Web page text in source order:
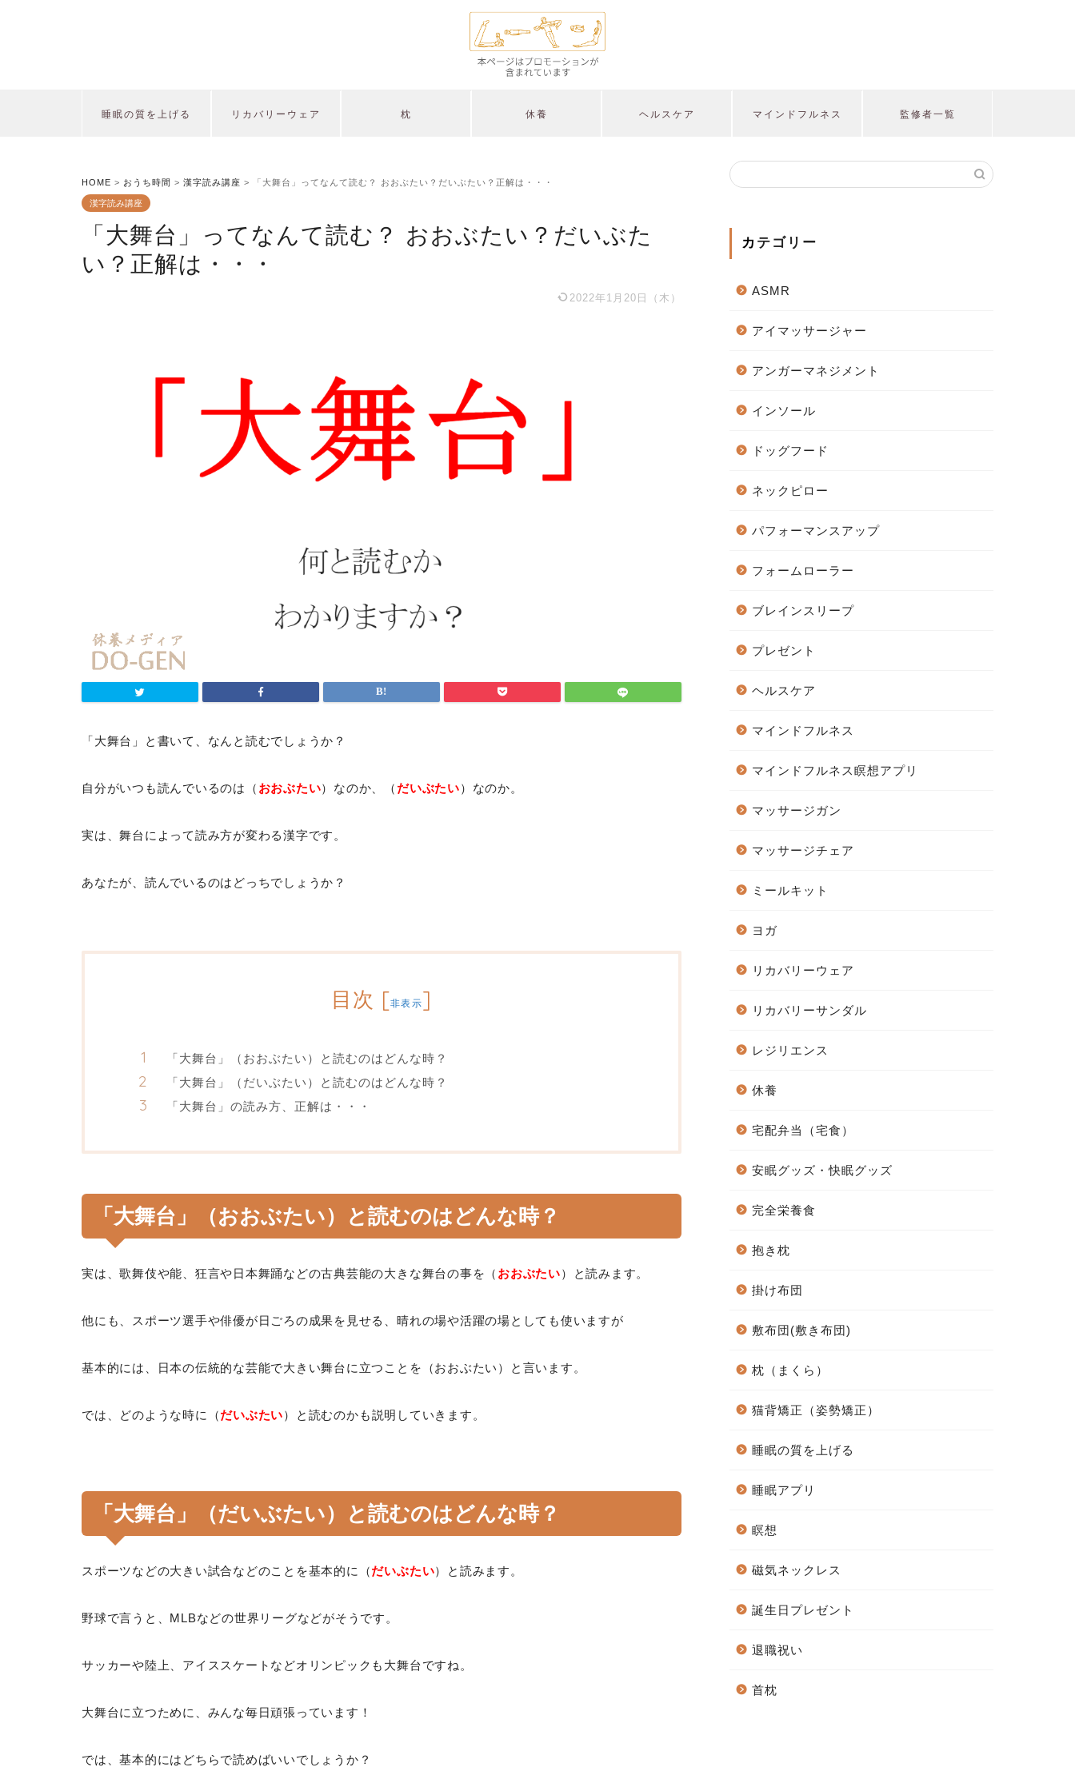
睡眠の質を上げる リカバリーウェア 枕 休養 ヘルスケア マインドフルネス 監修者一覧
HOME > おうち時間 > 漢字読み講座 > 「大舞台」ってなんて読む？ おおぶたい？だいぶたい？正解は・・・
漢字読み講座
「大舞台」ってなんて読む？ おおぶたい？だいぶた
い？正解は・・・
2022年1月20日（木）
「大舞台」と書いて、なんと読むでしょうか？
自分がいつも読んでいるのは（ おおぶたい）なのか、（ だいぶたい）なのか。
実は、舞台によって読み方が変わる漢字です。
あなたが、読んでいるのはどっちでしょうか？
目次 [非表示]
「大舞台」（おおぶたい）と読むのはどんな時？
「大舞台」（だいぶたい）と読むのはどんな時？
「大舞台」の読み方、正解は・・・
「大舞台」（おおぶたい）と読むのはどんな時？
実は、歌舞伎や能、狂言や日本舞踊などの古典芸能の大きな舞台の事を（ おおぶたい）と読みます。
他にも、スポーツ選手や俳優が日ごろの成果を見せる、晴れの場や活躍の場としても使いますが
基本的には、日本の伝統的な芸能で大きい舞台に立つことを（おおぶたい）と言います。
では、どのような時に（だいぶたい）と読むのかも説明していきます。
「大舞台」（だいぶたい）と読むのはどんな時？
スポーツなどの大きい試合などのことを基本的に（だいぶたい）と読みます。
野球で言うと、MLBなどの世界リーグなどがそうです。
サッカーや陸上、アイススケートなどオリンピックも大舞台ですね。
大舞台に立つために、みんな毎日頑張っています！
では、基本的にはどちらで読めばいいでしょうか？
カテゴリー
ASMR
アイマッサージャー
アンガーマネジメント
インソール
ドッグフード
ネックピロー
パフォーマンスアップ
フォームローラー
ブレインスリープ
プレゼント
ヘルスケア
マインドフルネス
マインドフルネス瞑想アプリ
マッサージガン
マッサージチェア
ミールキット
ヨガ
リカバリーウェア
リカバリーサンダル
レジリエンス
休養
宅配弁当（宅食）
安眠グッズ・快眠グッズ
完全栄養食
抱き枕
掛け布団
敷布団(敷き布団)
枕（まくら）
猫背矯正（姿勢矯正）
睡眠の質を上げる
睡眠アプリ
瞑想
磁気ネックレス
誕生日プレゼント
退職祝い
首枕